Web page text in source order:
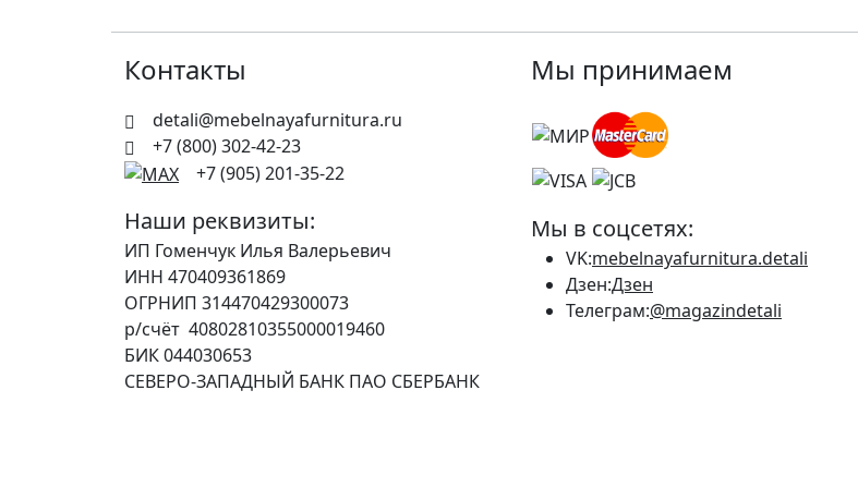
Контакты
detali@mebelnayafurnitura.ru
+7 (800) 302-42-23
+7 (905) 201-35-22
Наши реквизиты:
ИП Гоменчук Илья Валерьевич
ИНН 470409361869
ОГРНИП 314470429300073
р/счёт 40802810355000019460
БИК 044030653
СЕВЕРО-ЗАПАДНЫЙ БАНК ПАО СБЕРБАНК
Мы принимаем
Мы в соцсетях:
VK:mebelnayafurnitura.detali
Дзен:Дзен
Телеграм:@magazindetali